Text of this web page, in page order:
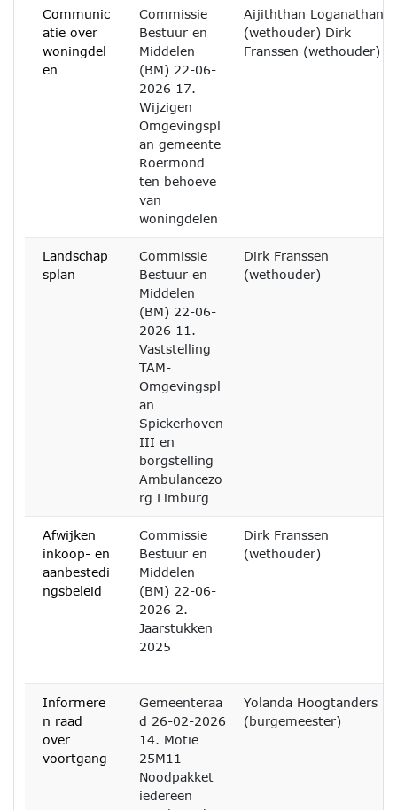
Communic
atie over
woningdel
en
Commissie
Bestuur en
Middelen
(BM) 22-06-
2026 17.
Wijzigen
Omgevingspl
an gemeente
Roermond
ten behoeve
van
woningdelen
Aijiththan Loganathan
(wethouder) Dirk
Franssen (wethouder)
Landschap
splan
Commissie
Bestuur en
Middelen
(BM) 22-06-
2026 11.
Vaststelling
TAM-
Omgevingspl
an
Spickerhoven
III en
borgstelling
Ambulancezo
rg Limburg
Dirk Franssen
(wethouder)
Afwijken
inkoop- en
aanbestedi
ngsbeleid
Commissie
Bestuur en
Middelen
(BM) 22-06-
2026 2.
Jaarstukken
2025
Dirk Franssen
(wethouder)
Informere
n raad
over
voortgang
Gemeenteraa
d 26-02-2026
14. Motie
25M11
Noodpakket
iedereen
Yolanda Hoogtanders
(burgemeester)